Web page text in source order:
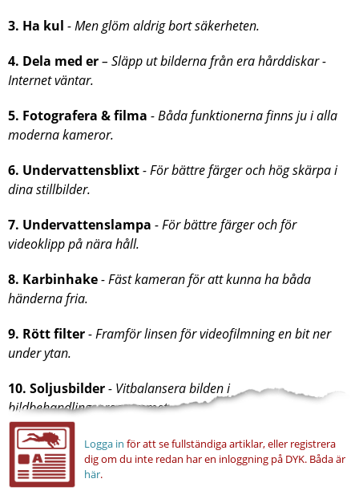
3. Ha kul - Men glöm aldrig bort säkerheten.
4. Dela med er– Släpp ut bilderna från era hårddiskar -
Internet väntar.
5. Fotografera & filma - Båda funktionerna finns ju i alla
moderna kameror.
6. Undervattensblixt- För bättre färger och hög skärpa i
dina stillbilder.
7. Undervattenslampa - För bättre färger och för
videoklipp på nära håll.
8. Karbinhake- Fäst kameran för att kunna ha båda
händerna fria.
9. Rött filter- Framför linsen för videofilmning en bit ner
under ytan.
10. Soljusbilder- Vitbalansera bilden i
bildbehandlingsprogrammet.
Logga in för att se fullständiga artiklar, eller registrera
dig om du inte redan har en inloggning på DYK. Båda är
här.